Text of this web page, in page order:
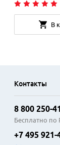
В
Контакты
8 800 250-
Бесплатно по
+7 495 921-